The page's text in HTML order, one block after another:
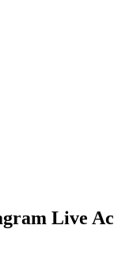
Live